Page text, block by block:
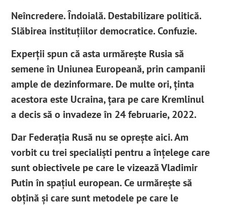
Neîncredere. Îndoială. Destabilizare politică.
Slăbirea instituțiilor democratice. Confuzie.
Experții spun că asta urmărește Rusia să
semene în Uniunea Europeană, prin campanii
ample de dezinformare. De multe ori, ținta
acestora este Ucraina, țara pe care Kremlinul
a decis să o invadeze în 24 februarie, 2022.
Dar Federația Rusă nu se oprește aici. Am
vorbit cu trei specialiști pentru a înțelege care
sunt obiectivele pe care le vizează Vladimir
Putin în spațiul european. Ce urmărește să
obțină și care sunt metodele pe care le